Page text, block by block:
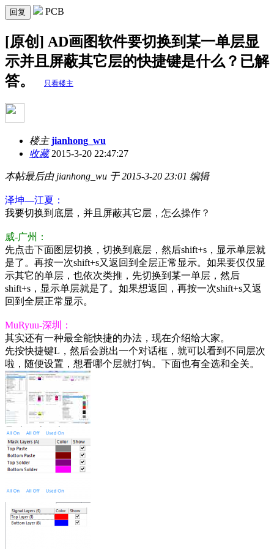
回复 PCB
[原创] AD画图软件要切换到某一单层显
示并且屏蔽其它层的快捷键是什么？已解
答。
只看楼主
楼主 jianhong_wu
收藏2015-3-20 22:47:27
本帖最后由 jianhong_wu 于 2015-3-20 23:01 编辑
泽坤—江夏：
我要切换到底层，并且屏蔽其它层，怎么操作？
威-广州：
先点击下面图层切换，切换到底层，然后shift+s，显示单层就
是了。再按一次shift+s又返回到全层正常显示。如果要仅仅显
示其它的单层，也依次类推，先切换到某一单层，然后
shift+s，显示单层就是了。如果想返回，再按一次shift+s又返
回到全层正常显示。
MuRyuu-深圳：
其实还有一种最全能快捷的办法，现在介绍给大家。
先按快捷键L，然后会跳出一个对话框，就可以看到不同层次
啦，随便设置，想看哪个层就打钩。下面也有全选和全关。